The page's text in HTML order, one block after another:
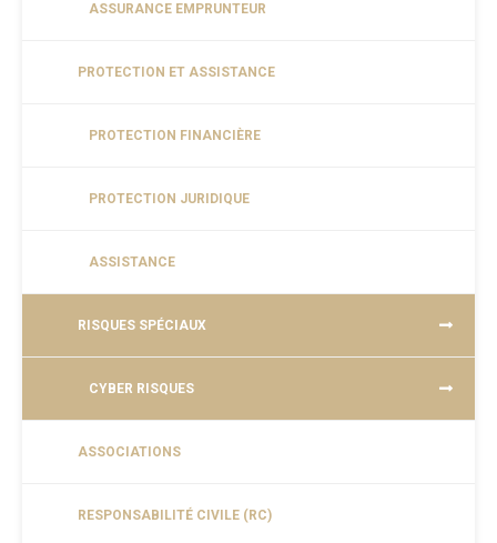
ASSURANCE EMPRUNTEUR
PROTECTION ET ASSISTANCE
PROTECTION FINANCIÈRE
PROTECTION JURIDIQUE
ASSISTANCE
RISQUES SPÉCIAUX
CYBER RISQUES
ASSOCIATIONS
RESPONSABILITÉ CIVILE (RC)